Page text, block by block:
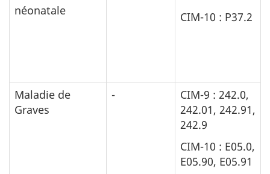
néonatale
CIM-10 : P37.2
Maladie de
Graves
-
CIM-9 : 242.0,
242.01, 242.91,
242.9
CIM-10 : E05.0,
E05.90, E05.91